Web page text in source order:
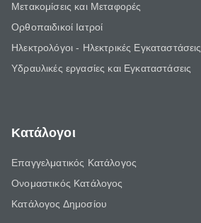
Μετακομίσεις και Μεταφορές
Ορθοπαιδικοί Ιατροί
Ηλεκτρολόγοι - Ηλεκτρικές Εγκαταστάσεις
Υδραυλικές εργασίες και Εγκαταστάσεις
Κατάλογοι
Επαγγελματικός Κατάλογος
Ονομαστικός Κατάλογος
Κατάλογος Δημοσίου